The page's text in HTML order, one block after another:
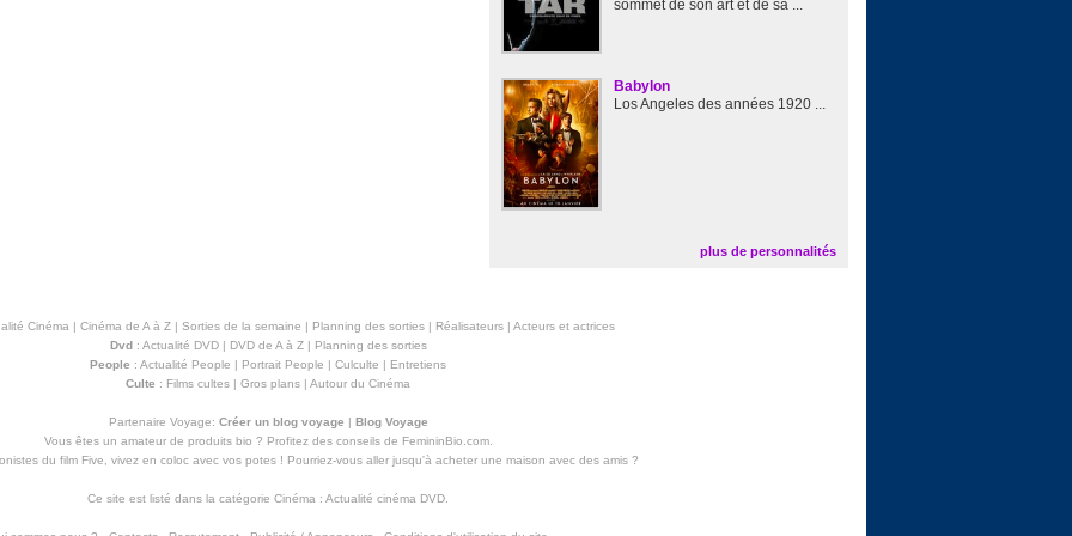
sommet de son art et de sa ...
Babylon
Los Angeles des années 1920 ...
plus de personnalités
Cinéma | Cinéma de A à Z| Sorties de la semaine | Planning des sorties| Réalisateurs| Acteurs et actrices
Dvd: Actualité DVD| DVD de A à Z| Planning des sorties
People : Actualité People | Portrait People | Culculte | Entretiens
Culte : Films cultes | Gros plans | Autour du Cinéma
Partenaire Voyage: Créer un blog voyage | Blog Voyage
Vous êtes un amateur de produits bio ? Profitez des conseils de FemininBio.com.
du film Five, vivez en coloc avec vos potes ! Pourriez-vous aller jusqu'à acheter une maison avec des amis?
Ce site est listé dans la catégorie Cinéma : Actualité cinéma DVD